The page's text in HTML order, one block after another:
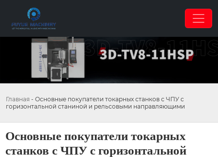
Главная - Основные покупатели токарных станков с ЧПУ с
горизонтальной станиной и рельсовыми направляющими
Основные покупатели токарных
станков с ЧПУ с горизонтальной